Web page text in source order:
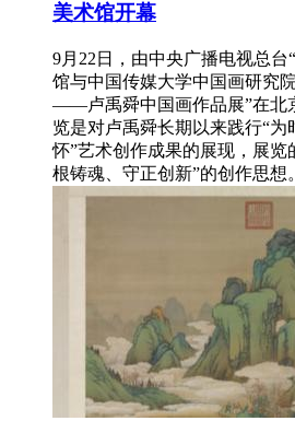
美术馆开幕
9月22日，由中央广播电视总台
馆与中国传媒大学中国画研究
——卢禹舜中国画作品展”在北
览是对卢禹舜长期以来践行“
怀”艺术创作成果的展现，展览
根铸魂、守正创新”的创作思想。